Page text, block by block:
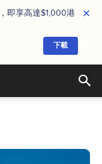
即享高達$1,000港元獎賞
下載